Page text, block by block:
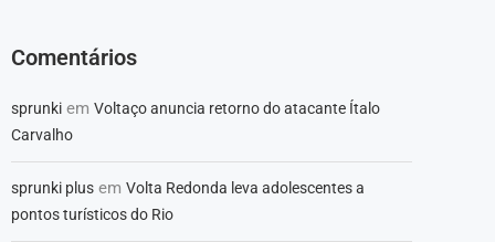
Comentários
sprunki em Voltaço anuncia retorno do atacante Ítalo
Carvalho
sprunki plus em Volta Redonda leva adolescentes a
pontos turísticos do Rio